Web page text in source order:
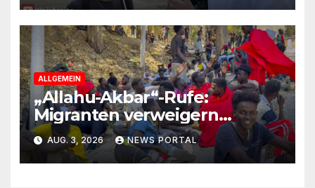
ALLGEMEIN
„Allahu-Akbar“-Rufe:
Migranten verweigern
Rückreise
AUG. 3, 2026 NEWS PORTAL